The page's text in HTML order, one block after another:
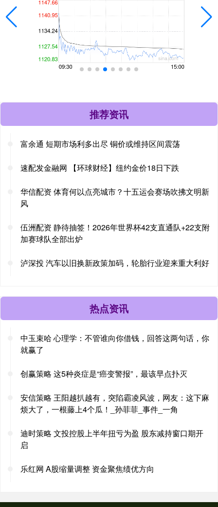
推荐资讯
富余通 短期市场利多出尽 铜价或维持区间震荡
速配发金融网 【环球财经】纽约金价18日下跌
华信配资 体育何以点亮城市？十五运会赛场吹拂文明新
风
伍洲配资 静待抽签！2026年世界杯42支直通队+22支附
加赛球队全部出炉
泸深投 汽车以旧换新政策加码，轮胎行业迎来重大利好
热点资讯
中玉束哈 心理学：不管谁向你借钱，回答这两句话，你
就赢了
创赢策略 这5种炎症是“癌变警报”，最该早点扑灭
安信策略 王阳越扒越有，突陷霸凌风波，网友：这下麻
烦大了，一根藤上4个瓜！_孙菲菲_事件_一角
迪时策略 文投控股上半年扭亏为盈 股东减持窗口期开
启
乐红网 A股缩量调整 资金聚焦绩优方向